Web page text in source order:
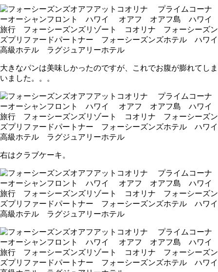
大きなパンは美味しかったのですが、これでお腹が膨れてしま
いました。。。
右はクラブケーキ。